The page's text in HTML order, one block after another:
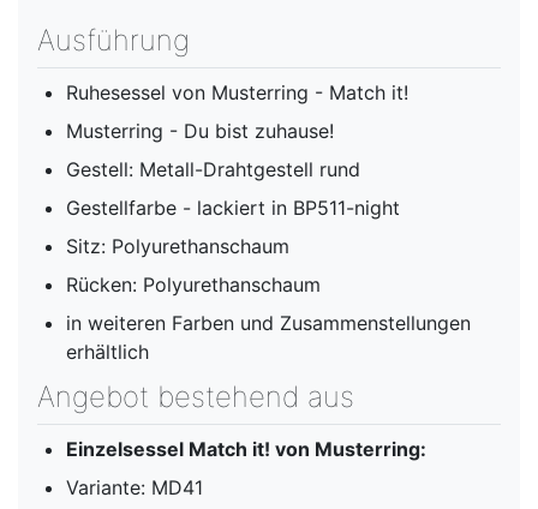
Ausführung
Ruhesessel von Musterring - Match it!
Musterring - Du bist zuhause!
Gestell: Metall-Drahtgestell rund
Gestellfarbe - lackiert in BP511-night
Sitz: Polyurethanschaum
Rücken: Polyurethanschaum
in weiteren Farben und Zusammenstellungen
erhältlich
Angebot bestehend aus
Einzelsessel Match it! von Musterring:
Variante: MD41